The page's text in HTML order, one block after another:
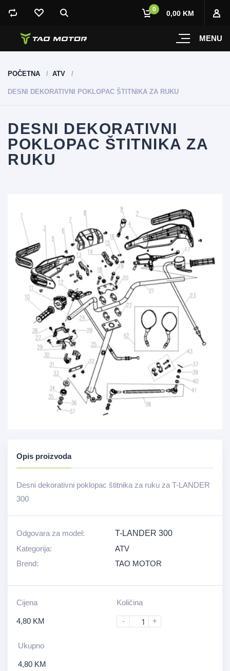
MENU
0 0,00 KM
POČETNA ATV
DESNI DEKORATIVNI POKLOPAC ŠTITNIKA ZA RUKU
DESNI DEKORATIVNI
POKLOPAC ŠTITNIKA ZA
RUKU
Opis proizvoda
Desni dekorativni poklopac štitnika za ruku za T-LANDER
300
Odgovara za model:
T-LANDER 300
Kategorija:
ATV
Brend:
TAO MOTOR
Cijena
4,80 KM
Količina
- +
Ukupno
4,80 KM